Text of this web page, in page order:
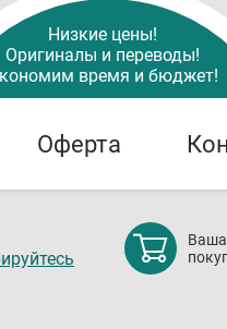
Низкие цены!
Оригиналы и переводы!
время и бюджет!
Оферта
Ваша